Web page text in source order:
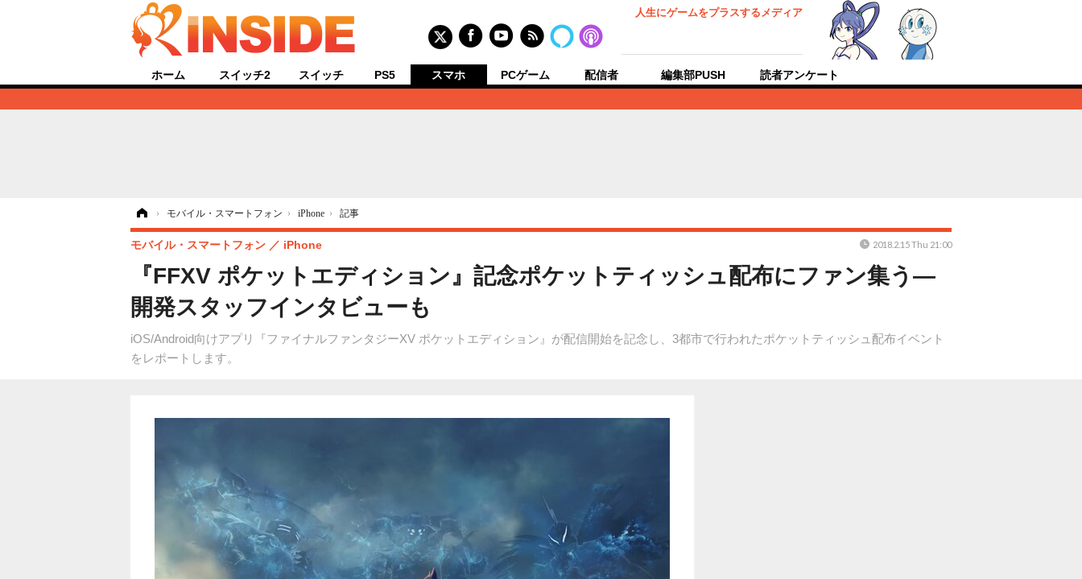
人生にゲームをプラスするメディア
ホーム スイッチ2 スイッチ PS5 スマホ PCゲーム 配信者 編集部PUSH 読者アンケート
› モバイル・スマートフォン › iPhone › 記事
『FFXV ポケットエディション』記念ポケットティッシュ配布にファン集う―
開発スタッフインタビューも
iOS/Android向けアプリ『ファイナルファンタジーXV ポケットエディション』が配信開始を記念し、3都市で行われたポケットティッシュ配布イベント
をレポートします。
モバイル・スマートフォン iPhone 2018.2.15 Thu 21:00